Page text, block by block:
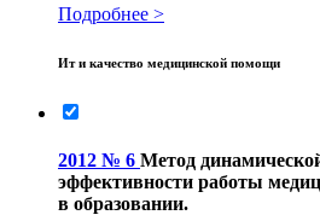
Подробнее >
Ит и качество медицинской помощи
2012 № 6 Метод
эффективности работы
в образовании.